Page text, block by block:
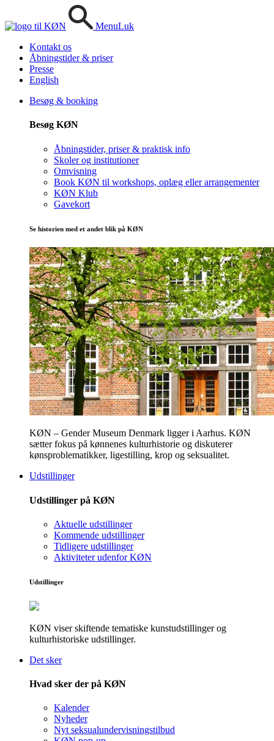
MenuLuk
Kontakt os
Åbningstider & priser
Presse
English
Besøg & booking
Besøg KØN
Åbningstider, priser & praktisk info
Skoler og institutioner
Omvisning
Book KØN til workshops, oplæg eller arrangementer
KØN Klub
Gavekort
Se historien med et andet blik på KØN
KØN – Gender Museum Denmark ligger i Aarhus. KØN
sætter fokus på kønnenes kulturhistorie og diskuterer
kønsproblematikker, ligestilling, krop og seksualitet.
Udstillinger
Udstillinger på KØN
Aktuelle udstillinger
Kommende udstillinger
Tidligere udstillinger
Aktiviteter udenfor KØN
Udstillinger
KØN viser skiftende tematiske kunstudstillinger og
kulturhistoriske udstillinger.
Det sker
Hvad sker der på KØN
Kalender
Nyheder
Nyt seksualundervisningstilbud